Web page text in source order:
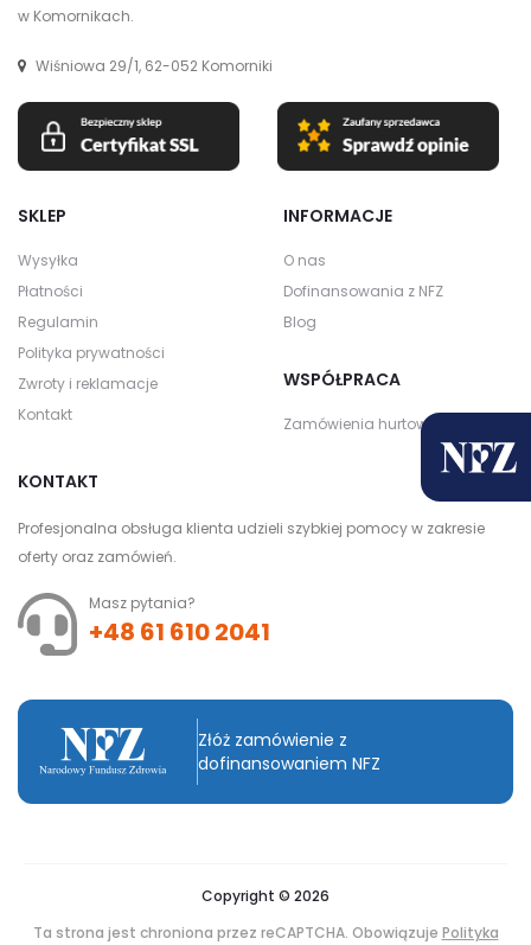
w Komornikach.
Wiśniowa 29/1, 62-052 Komorniki
SKLEP
Wysyłka
Płatności
Regulamin
Polityka prywatności
Zwroty i reklamacje
Kontakt
INFORMACJE
O nas
Dofinansowania z NFZ
Blog
WSPÓŁPRACA
Zamówienia hurtowe
KONTAKT
Profesjonalna obsługa klienta udzieli szybkiej pomocy w zakresie
oferty oraz zamówień.
Masz pytania?
+48 61 610 2041
Złóż zamówienie z
dofinansowaniem NFZ
Copyright © 2026
Ta strona jest chroniona przez reCAPTCHA. Obowiązuje Polityka